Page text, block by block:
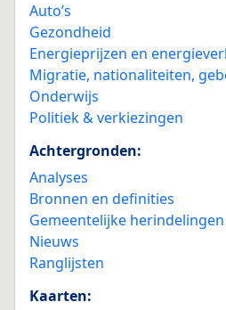
Auto’s
Gezondheid
Energieprijzen en
Migratie, nationaliteiten,
Onderwijs
Politiek & verkiezingen
Achtergronden:
Analyses
Bronnen en definities
Gemeentelijke herindelingen
Nieuws
Ranglijsten
Kaarten: